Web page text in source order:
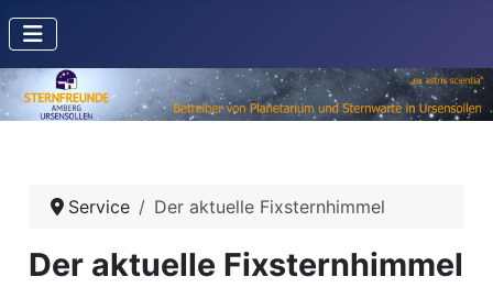
Service Der aktuelle Fixsternhimmel
Der aktuelle Fixsternhimmel